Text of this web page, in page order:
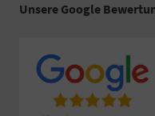
Unsere Google